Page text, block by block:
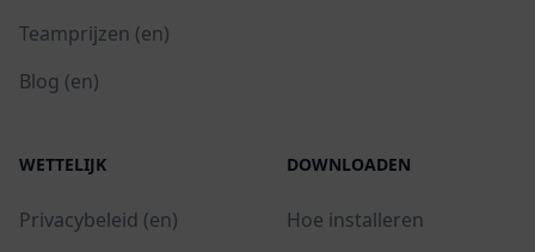
Teamprijzen (en)
Blog (en)
WETTELIJK
Privacybeleid (en)
DOWNLOADEN
Hoe installeren